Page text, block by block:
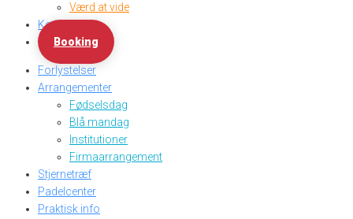
Værd at vide
Kontakt
Booking
Forlystelser
Arrangementer
Fødselsdag
Blå mandag
Institutioner
Firmaarrangement
Stjernetræf
Padelcenter
Praktisk info